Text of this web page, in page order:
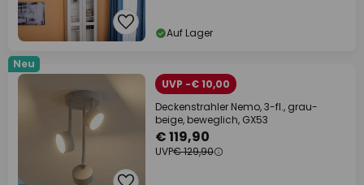
Auf Lager
Neu
UVP -€ 10,00
Deckenstrahler Nemo, 3-fl., grau-
beige, beweglich, GX53
€ 119,90
UVP€ 129,90